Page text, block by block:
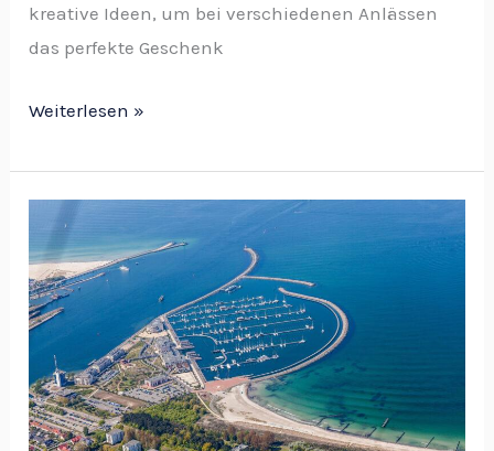
kreative Ideen, um bei verschiedenen Anlässen
das perfekte Geschenk
Weiterlesen »
Das
sind
die
schönsten
deutschen
Städte
an